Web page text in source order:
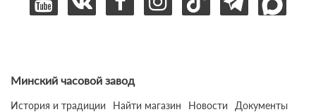
Минский часовой завод
История и традиции Найти магазин Новости Документы